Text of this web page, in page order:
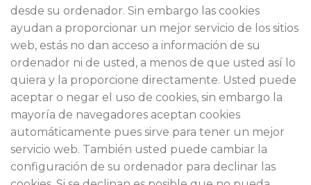
desde su ordenador. Sin embargo las cookies
ayudan a proporcionar un mejor servicio de los sitios
web, estás no dan acceso a información de su
ordenador ni de usted, a menos de que usted así lo
quiera y la proporcione directamente. Usted puede
aceptar o negar el uso de cookies, sin embargo la
mayoría de navegadores aceptan cookies
automáticamente pues sirve para tener un mejor
servicio web. También usted puede cambiar la
configuración de su ordenador para declinar las